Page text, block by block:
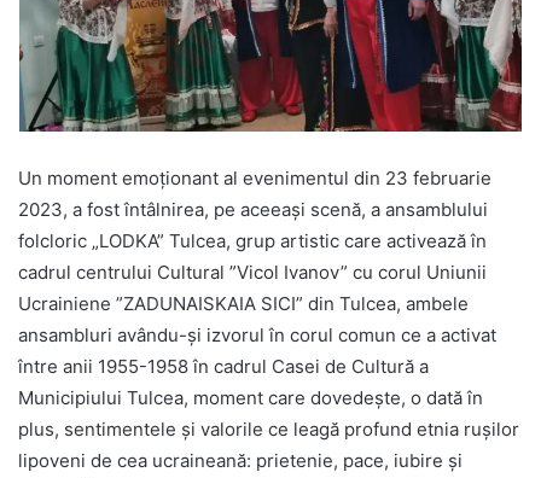
Un moment emoționant al evenimentul din 23 februarie
2023, a fost întâlnirea, pe aceeași scenă, a ansamblului
folcloric „LODKA” Tulcea, grup artistic care activează în
cadrul centrului Cultural ”Vicol Ivanov” cu corul Uniunii
Ucrainiene ”ZADUNAISKAIA SICI” din Tulcea, ambele
ansambluri avându-și izvorul în corul comun ce a activat
între anii 1955-1958 în cadrul Casei de Cultură a
Municipiului Tulcea, moment care dovedește, o dată în
plus, sentimentele și valorile ce leagă profund etnia rușilor
lipoveni de cea ucraineană: prietenie, pace, iubire și